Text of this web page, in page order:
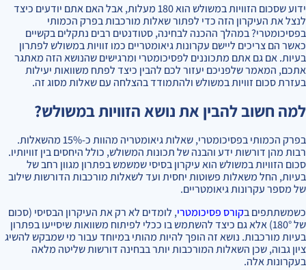
ידוע שסכום הזוויות במשולש הוא 180 מעלות, אבל האם אתם יודעים כיצד
לנצל את העיקרון הזה כדי לפתור שאלות מורכבות בפרק הכמותי
בפסיכומטרי? במהלך ההכנה לבחינה, סטודנטים רבים נתקלים בקשיים
כאשר הם צריכים ליישם עקרונות גיאומטריים כמו זוויות במשולש לפתרון
בעיות. אם גם אתם מתכוננים לפסיכומטרי ומרגישים שהנושא הזה מאתגר
אתכם, המאמר שלפניכם יעזור לכם להבין כיצד לפתח משוואות יעילות
בעזרת סכום זוויות במשולש ולהתמודד בהצלחה עם שאלות מסוג זה.
למה חשוב להבין את נושא הזוויות במשולש?
בפרק הכמותי בפסיכומטרי, שאלות גיאומטריה מהוות כ-15% מהשאלות.
רבות מהן דורשות ידע והבנה של תכונות המשולש, כולל היחסים בין זוויותיו.
סכום הזוויות במשולש הוא עיקרון בסיסי שמשמש בפתרון מגוון רחב של
בעיות, החל משאלות פשוטות יחסית ועד לשאלות מורכבות הדורשות שילוב
של מספר עקרונות גיאומטריים.
כשמשתתפים בקורס פסיכומטרי, לומדים לא רק את העיקרון הבסיסי (סכום
של 180°) אלא גם כיצד להשתמש בו ככלי לפיתוח משוואות שיסייעו בפתרון
בעיות מורכבות. נושא זה הופך להיות מהותי במיוחד עבור מי שמבקש להשיג
ציון גבוה, שכן השאלות המורכבות יותר בבחינה דורשות שליטה מלאה
בעקרונות אלה.